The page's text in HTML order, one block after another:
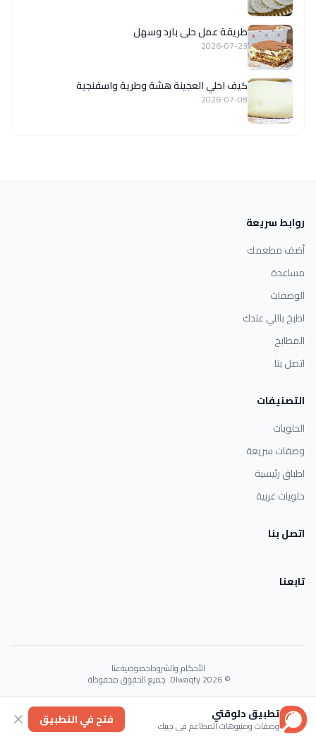
طريقة عمل حلى بارد وسهل
2026-07-23
كيف اخلي العجينة هشة وطرية واسفنجية
2026-07-08
روابط سريعة
أضف مطعمك
مساعدة
الوصفات
اطبخ باللي عندك
المطابخ
اتصل بنا
التصنيفات
الحلويات
وصفات سريعة
اطباق رئيسية
حلويات غربية
اتصل بنا
تابعنا
الأحكام والشروطخصوصيةعنا
© 2026 Dlwaqty. جميع الحقوق محفوظة.
Powered byGAIT
تطبيق دلوقتي
وصفات ومنيوهات المطاعم في جيبك فتح في التطبيق